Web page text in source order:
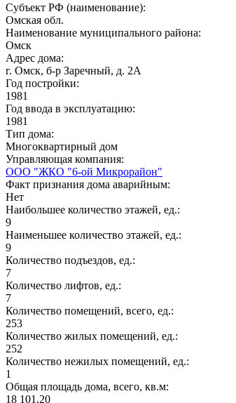
Субъект РФ (наименование):
Омская обл.
Наименование муниципального района:
Омск
Адрес дома:
г. Омск, б-р Заречный, д. 2А
Год постройки:
1981
Год ввода в эксплуатацию:
1981
Тип дома:
Многоквартирный дом
Управляющая компания:
ООО "ЖКО "6-ой Микрорайон"
Факт признания дома аварийным:
Нет
Наибольшее количество этажей, ед.:
9
Наименьшее количество этажей, ед.:
9
Количество подъездов, ед.:
7
Количество лифтов, ед.:
7
Количество помещений, всего, ед.:
253
Количество жилых помещений, ед.:
252
Количество нежилых помещений, ед.:
1
Общая площадь дома, всего, кв.м:
18 101.20